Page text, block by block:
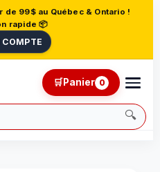
de 99$ au Québec & Ontario !
rapide 📦
🔍
🛒Panier 0